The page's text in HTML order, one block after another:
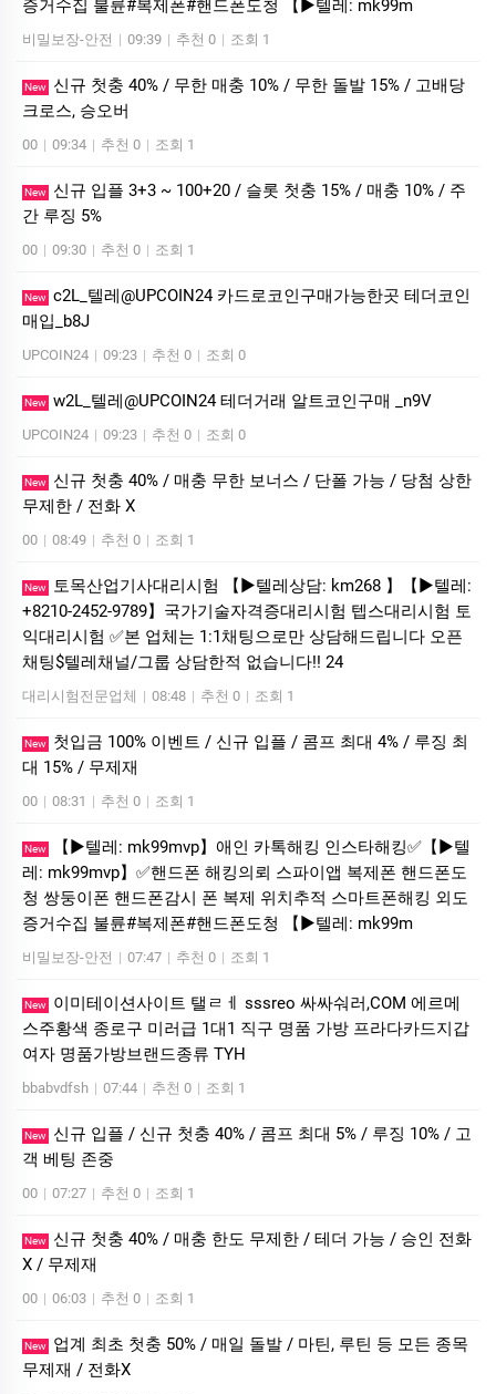
증거수집 불륜#복제폰#핸드폰도청 【▶텔레: mk99m
비밀보장-안전 | 09:39 | 추천 0 | 조회 1
New
신규 첫충 40% / 무한 매충 10% / 무한 돌발 15% / 고배당
크로스, 승오버
00 | 09:34 | 추천 0 | 조회 1
New
신규 입플 3+3 ~ 100+20 / 슬롯 첫충 15% / 매충 10% / 주
간 루징 5%
00 | 09:30 | 추천 0 | 조회 1
New c2L_텔레@UPCOIN24 카드로코인구매가능한곳 테더코인
매입_b8J
UPCOIN24 | 09:23 | 추천 0 | 조회 0
New w2L_텔레@UPCOIN24 테더거래 알트코인구매 _n9V
UPCOIN24 | 09:23 | 추천 0 | 조회 0
New
신규 첫충 40% / 매충 무한 보너스 / 단폴 가능 / 당첨 상한
무제한 / 전화 X
00 | 08:49 | 추천 0 | 조회 1
New
토목산업기사대리시험 【▶텔레상담: km268 】【▶텔레:
+8210-2452-9789】국가기술자격증대리시험 텝스대리시험 토
익대리시험 ✅본 업체는 1:1채팅으로만 상담해드립니다 오픈
채팅$텔레채널/그룹 상담한적 없습니다!! 24
대리시험전문업체 | 08:48 | 추천 0 | 조회 1
New
첫입금 100% 이벤트 / 신규 입플 / 콤프 최대 4% / 루징 최
대 15% / 무제재
00 | 08:31 | 추천 0 | 조회 1
New
【▶텔레: mk99mvp】애인 카톡해킹 인스타해킹✅【▶텔
레: mk99mvp】✅핸드폰 해킹의뢰 스파이앱 복제폰 핸드폰도
청 쌍둥이폰 핸드폰감시 폰 복제 위치추적 스마트폰해킹 외도
증거수집 불륜#복제폰#핸드폰도청 【▶텔레: mk99m
비밀보장-안전 | 07:47 | 추천 0 | 조회 1
New
이미테이션사이트 탤ㄹㅔ sssreo 싸싸숴러,COM 에르메
스주황색 종로구 미러급 1대1 직구 명품 가방 프라다카드지갑
여자 명품가방브랜드종류 TYH
bbabvdfsh | 07:44 | 추천 0 | 조회 1
New
신규 입플 / 신규 첫충 40% / 콤프 최대 5% / 루징 10% / 고
객 베팅 존중
00 | 07:27 | 추천 0 | 조회 1
New
신규 첫충 40% / 매충 한도 무제한 / 테더 가능 / 승인 전화
X / 무제재
00 | 06:03 | 추천 0 | 조회 1
New
업계 최초 첫충 50% / 매일 돌발 / 마틴, 루틴 등 모든 종목
무제재 / 전화X